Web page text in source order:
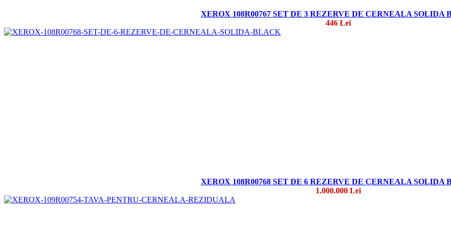
XEROX 108R00767 SET DE 3 REZERVE DE CERNEALA SOLIDA
446 Lei
XEROX 108R00768 SET DE 6 REZERVE DE CERNEALA SOLIDA
1.000.000 Lei